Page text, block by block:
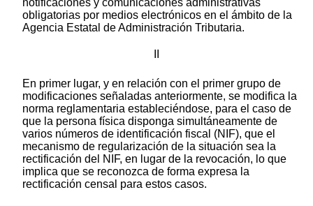
obligatorias por medios electrónicos en el ámbito de la
Agencia Estatal de Administración Tributaria.
En primer lugar, y en relación con el primer grupo de
modificaciones señaladas anteriormente, se modifica la
norma reglamentaria estableciéndose, para el caso de
que la persona física disponga simultáneamente de
varios números de identificación fiscal (NIF), que el
mecanismo de regularización de la situación sea la
rectificación del NIF, en lugar de la revocación, lo que
implica que se reconozca de forma expresa la
rectificación censal para estos casos.